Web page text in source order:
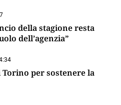
della stagione resta
dell’agenzia”
per sostenere la